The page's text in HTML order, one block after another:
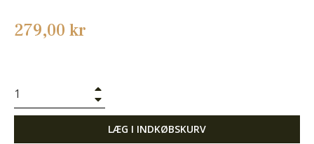
Normalpris
279,00 kr
LÆG I INDKØBSKURV